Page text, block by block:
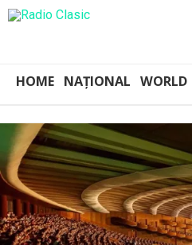
HOME NAȚIONAL WORLD